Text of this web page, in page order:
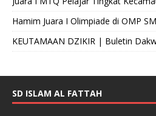
Hamim Juara I Olimpiade di OMP
KEUTAMAAN DZIKIR | Buletin
SD ISLAM AL FATTAH